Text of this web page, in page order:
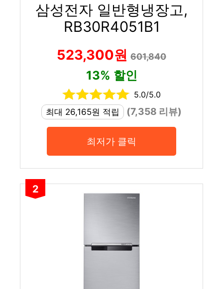
삼성전자 일반형냉장고,
RB30R4051B1
523,300원 601,840
13% 할인
5.0/5.0
최대 26,165원 적립
(7,358 리뷰)
최저가 클릭
2